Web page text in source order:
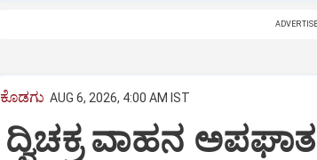
ಕೊಡಗು AUG 6, 2026, 4:00 AM IST
ದ್ವಿಚಕ್ರ ವಾಹನ